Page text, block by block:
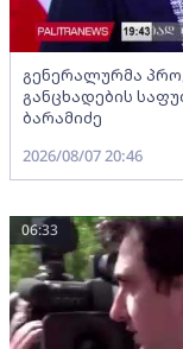
გენერალურმა
განცხადების
ბარამიძე
2026/08/07 20:46
06:33